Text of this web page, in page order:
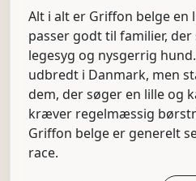
Alt i alt er Griffon belge en
passer godt til familier, der
legesyg og nysgerrig
udbredt i Danmark, men
dem, der søger en lille og
kræver regelmæssig
Griffon belge er generelt
race.